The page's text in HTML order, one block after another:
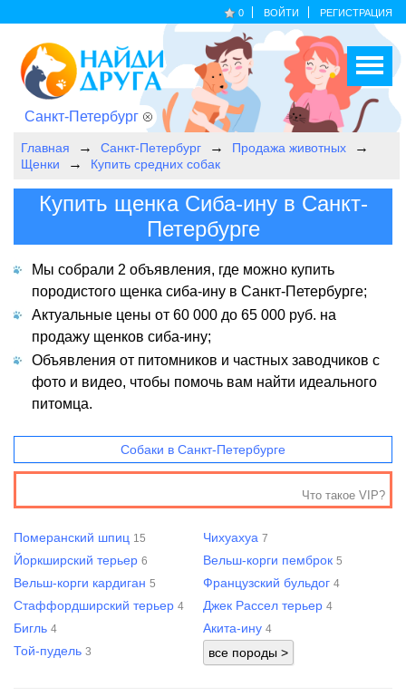
0 ВОЙТИ РЕГИСТРАЦИЯ
Санкт-Петербург
Главная Санкт-Петербург
Продажа животных
Щенки
Купить средних собак
Купить щенка Сиба-ину в Санкт-
Петербурге
Мы собрали 2 объявления, где можно купить
породистого щенка сиба-ину в Санкт-Петербурге;
Актуальные цены от 60 000 до 65 000 руб. на
продажу щенков сиба-ину;
Объявления от питомников и частных заводчиков с
фото и видео, чтобы помочь вам найти идеального
питомца.
Собаки в Санкт-Петербурге
Что такое VIP?
Померанский шпиц 15 Чихуахуа 7
Йоркширский терьер 6 Вельш-корги пемброк 5
Вельш-корги кардиган 5 Французский бульдог 4
Стаффордширский терьер 4 Джек Рассел терьер 4
Бигль 4 Акита-ину 4
Той-пудель 3